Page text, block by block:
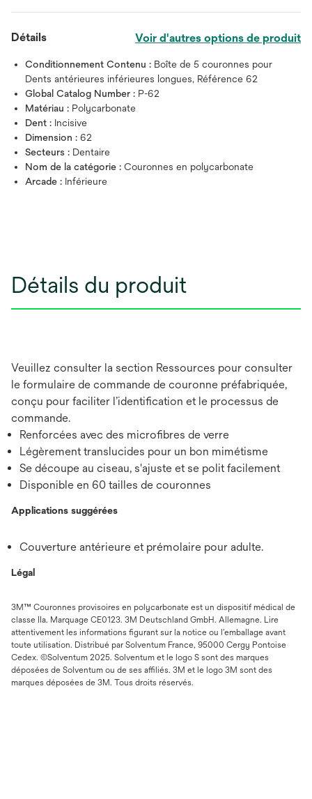
Détails Voir d'autres options de produit
Conditionnement Contenu : Boîte de 5 couronnes pour
Dents antérieures inférieures longues, Référence 62
Global Catalog Number : P-62
Matériau : Polycarbonate
Dent : Incisive
Dimension : 62
Secteurs : Dentaire
Nom de la catégorie : Couronnes en polycarbonate
Arcade : Inférieure
Détails du produit
Veuillez consulter la section Ressources pour consulter
le formulaire de commande de couronne préfabriquée,
conçu pour faciliter l’identification et le processus de
commande.
Renforcées avec des microfibres de verre
Légèrement translucides pour un bon mimétisme
Se découpe au ciseau, s'ajuste et se polit facilement
Disponible en 60 tailles de couronnes
Applications suggérées
Couverture antérieure et prémolaire pour adulte.
Légal
3M™ Couronnes provisoires en polycarbonate est un dispositif médical de
classe IIa. Marquage CE0123. 3M Deutschland GmbH. Allemagne. Lire
attentivement les informations figurant sur la notice ou l’emballage avant
toute utilisation. Distribué par Solventum France, 95000 Cergy Pontoise
Cedex. ©Solventum 2025. Solventum et le logo S sont des marques
déposées de Solventum ou de ses affiliés. 3M et le logo 3M sont des
marques déposées de 3M. Tous droits réservés.